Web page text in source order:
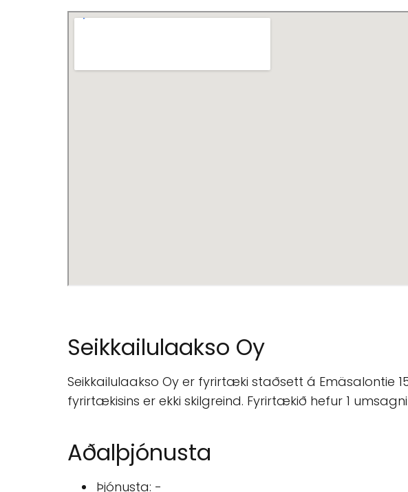
Seikkailulaakso Oy
Seikkailulaakso Oy er fyrirtæki staðsett á Emäsalontie
fyrirtækisins er ekki skilgreind. Fyrirtækið hefur 1
Aðalþjónusta
Þjónusta: -